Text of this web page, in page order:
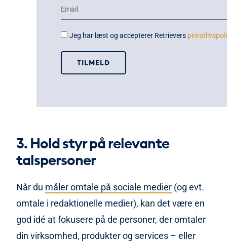
Jeg har læst og accepterer Retrievers
TILMELD
3. Hold styr på relevante
talspersoner
Når du måler omtale på sociale medier (og evt.
omtale i redaktionelle medier), kan det være en
god idé at fokusere på de personer, der omtaler
din virksomhed, produkter og services – eller